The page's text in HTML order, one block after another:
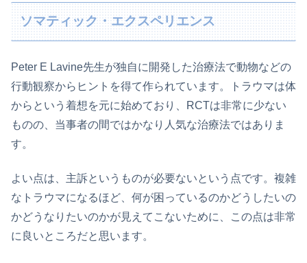
ソマティック・エクスペリエンス
Peter E Lavine先生が独自に開発した治療法で動物などの
行動観察からヒントを得て作られています。トラウマは体
からという着想を元に始めており、RCTは非常に少ない
ものの、当事者の間ではかなり人気な治療法ではありま
す。
よい点は、主訴というものが必要ないという点です。複雑
なトラウマになるほど、何が困っているのかどうしたいの
かどうなりたいのかが見えてこないために、この点は非常
に良いところだと思います。